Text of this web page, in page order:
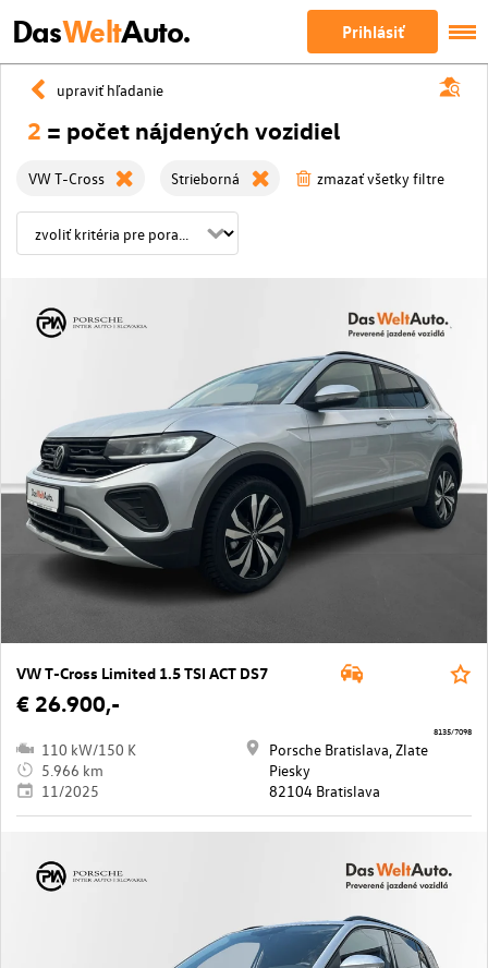
DasWeltAuto. Prihlásiť
upraviť hľadanie
2 = počet nájdených vozidiel
VW T-Cross Strieborná zmazať všetky filtre
VW T-Cross Limited 1.5 TSI ACT DS7
€ 26.900,-
110 kW/150 K
5.966 km
11/2025
Porsche Bratislava, Zlate
Piesky
82104 Bratislava
8135/7098